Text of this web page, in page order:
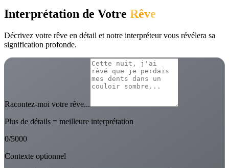
Interprétation de Votre Rêve
Décrivez votre rêve en détail et notre interpréteur vous révélera sa
signification profonde.
Racontez-moi votre rêve...
Plus de détails = meilleure interprétation
0/5000
Contexte optionnel